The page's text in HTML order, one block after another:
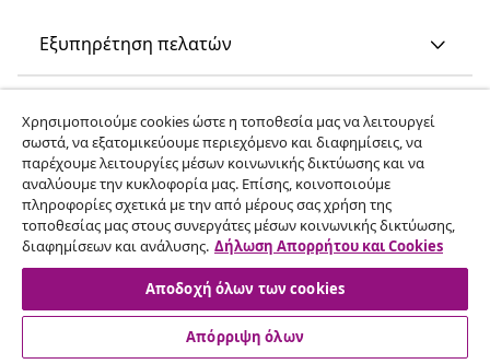
Εξυπηρέτηση πελατών
vidaXL
Ανακαλύψτε περισσότερα
Χρησιμοποιούμε cookies ώστε η τοποθεσία μας να λειτουργεί
σωστά, να εξατομικεύουμε περιεχόμενο και διαφημίσεις, να
παρέχουμε λειτουργίες μέσων κοινωνικής δικτύωσης και να
αναλύουμε την κυκλοφορία μας. Επίσης, κοινοποιούμε
πληροφορίες σχετικά με την από μέρους σας χρήση της
τοποθεσίας μας στους συνεργάτες μέσων κοινωνικής δικτύωσης,
διαφημίσεων και ανάλυσης. Δήλωση Απορρήτου και Cookies
Αποδοχή όλων των cookies
Απόρριψη όλων